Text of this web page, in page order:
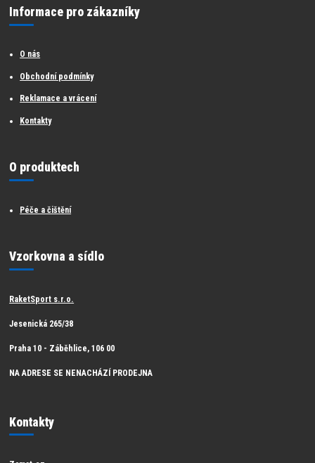
Informace pro zákazníky
O nás
Obchodní podmínky
Reklamace a vrácení
Kontakty
O produktech
Péče a čištění
Vzorkovna a sídlo
RaketSport s.r.o.
Jesenická 265/38
Praha 10 - Záběhlice, 106 00
NA ADRESE SE NENACHÁZÍ PRODEJNA
Kontakty